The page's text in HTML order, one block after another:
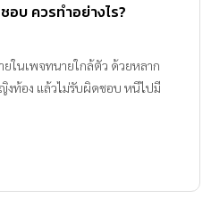
บ ควรทำอย่างไร?
นเพจทนายใกล้ตัว ด้วยหลาก
งท้อง แล้วไม่รับผิดชอบ หนีไปมี